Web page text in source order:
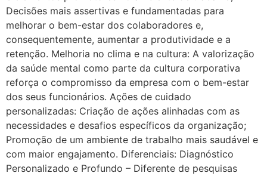
Decisões mais assertivas e fundamentadas para
melhorar o bem-estar dos colaboradores e,
consequentemente, aumentar a produtividade e a
retenção. Melhoria no clima e na cultura: A valorização
da saúde mental como parte da cultura corporativa
reforça o compromisso da empresa com o bem-estar
dos seus funcionários. Ações de cuidado
personalizadas: Criação de ações alinhadas com as
necessidades e desafios específicos da organização;
Promoção de um ambiente de trabalho mais saudável e
com maior engajamento. Diferenciais: Diagnóstico
Personalizado e Profundo – Diferente de pesquisas